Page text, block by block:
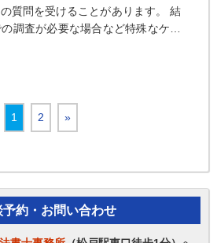
質問を受けることがあります。 結
調査が必要な場合など特殊なケー
1 2 »
予約・お問い合わせ